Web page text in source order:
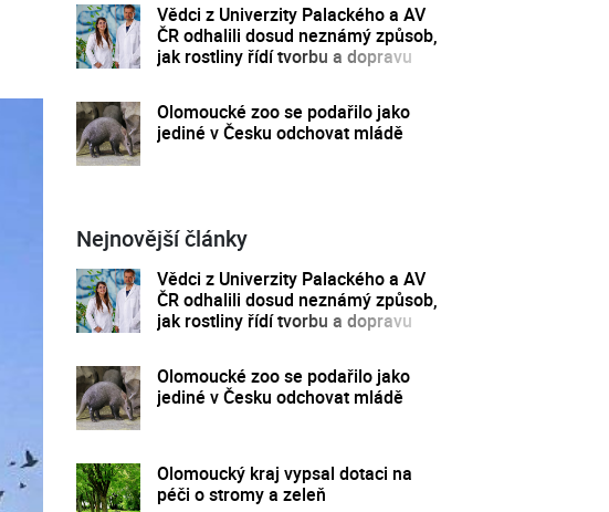
Vědci z Univerzity Palackého a AV
ČR odhalili dosud neznámý způsob,
jak rostliny řídí tvorbu a dopravu
Olomoucké zoo se podařilo jako
jediné v Česku odchovat mládě
Nejnovější články
Vědci z Univerzity Palackého a AV
ČR odhalili dosud neznámý způsob,
jak rostliny řídí tvorbu a dopravu
Olomoucké zoo se podařilo jako
jediné v Česku odchovat mládě
Olomoucký kraj vypsal dotaci na
péči o stromy a zeleň